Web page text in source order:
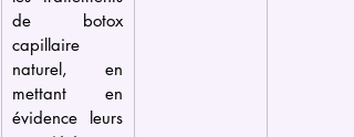
de botox
capillaire
naturel, en
mettant en
évidence leurs